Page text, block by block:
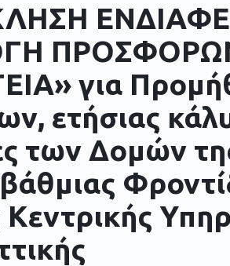
για
ετήσιας
των Δομών
Κεντρικής